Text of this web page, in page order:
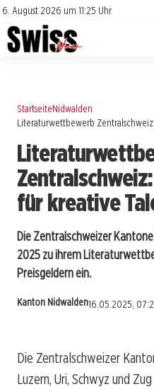
6. August 2026 um 11:25 Uhr
Impressum
Datenschutz
Jobs
Events
StartseiteNidwalden
Literaturwettbewerb
für kreative
Die Zentralschweizer
2025 zu ihrem
Preisgeldern ein.
Kanton Nidwalden16.05.2025,
Die Zentralschweizer
Luzern, Uri, Schwyz und